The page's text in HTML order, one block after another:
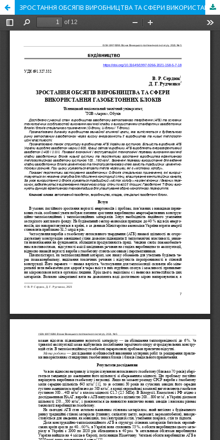
ЗРОСТАННЯ ОБСЯГІВ ВИРОБНИЦТВА ТА СФЕРИ ВИКОРИСТАННЯ ГАЗОБЕТОННИХ БЛОКІВ